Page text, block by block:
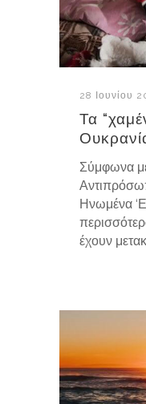
28 Ιουνίου
Τα
Σύμφωνα
Ηνωμένα
έχουν